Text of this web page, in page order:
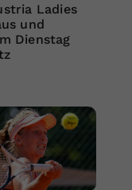
Ladies
und
Dienstag